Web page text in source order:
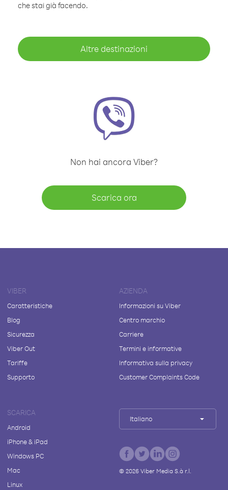
che stai già facendo.
Altre destinazioni
Non hai ancora Viber?
Scarica ora
VIBER
Caratteristiche
Blog
Sicurezza
Viber Out
Tariffe
Supporto
AZIENDA
Informazioni su Viber
Centro marchio
Carriere
Termini e informative
Informativa sulla privacy
Customer Complaints Code
SCARICA
Android
iPhone & iPad
Windows PC
Mac
Linux
Italiano
© 2026Viber Media S.à r.l.